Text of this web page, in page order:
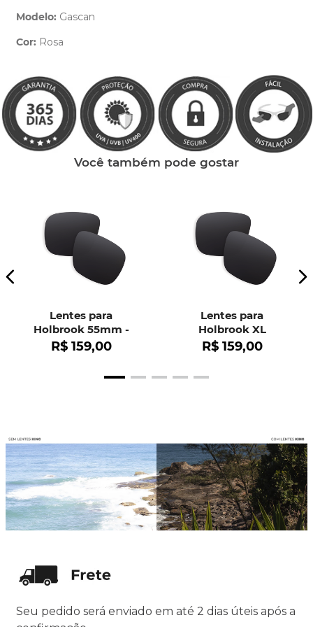
Modelo: Gascan
Cor: Rosa
Você também pode gostar
Lentes para
Holbrook 55mm -
OO9102
R$ 159,00
Lentes para
Holbrook XL
R$ 159,00
Seu pedido será enviado em até 2 dias úteis após a